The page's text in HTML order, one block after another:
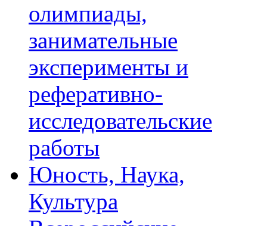
олимпиады,
занимательные
эксперименты и
реферативно-
исследовательские
работы
Юность, Наука,
Культура